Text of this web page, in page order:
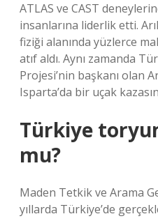
ATLAS ve CAST
insanlarına liderlik etti.
fiziği alanında yüzlerce
atıf aldı. Aynı zamanda
Projesi’nin başkanı olan
Isparta’da bir uçak
Türkiye
mu?
Maden Tetkik ve Arama
yıllarda Türkiye’de